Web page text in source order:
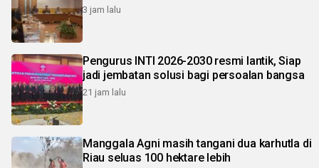
3 jam lalu
Pengurus INTI 2026-2030 resmi lantik, Siap
jadi jembatan solusi bagi persoalan bangsa
21 jam lalu
Manggala Agni masih tangani dua karhutla di
Riau seluas 100 hektare lebih